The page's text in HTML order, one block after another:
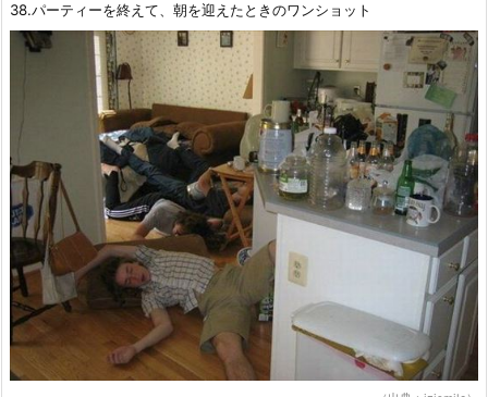
38.パーティーを終えて、朝を迎えたときのワンショット